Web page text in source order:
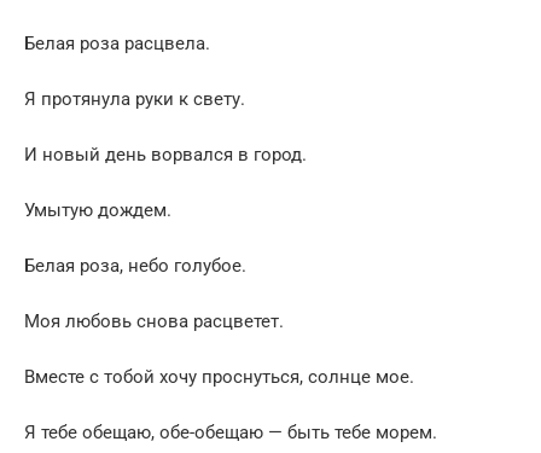
Белая роза расцвела.
Я протянула руки к свету.
И новый день ворвался в город.
Умытую дождем.
Белая роза, небо голубое.
Моя любовь снова расцветет.
Вместе с тобой хочу проснуться, солнце мое.
Я тебе обещаю, обе-обещаю — быть тебе морем.